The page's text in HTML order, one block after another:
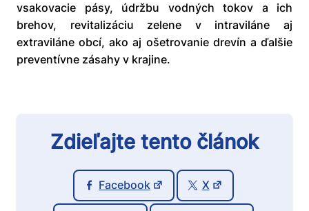
vsakovacie pásy, údržbu vodných tokov a ich
brehov, revitalizáciu zelene v intraviláne aj
extraviláne obcí, ako aj ošetrovanie drevín a ďalšie
preventívne zásahy v krajine.
Zdieľajte tento článok
Facebook X